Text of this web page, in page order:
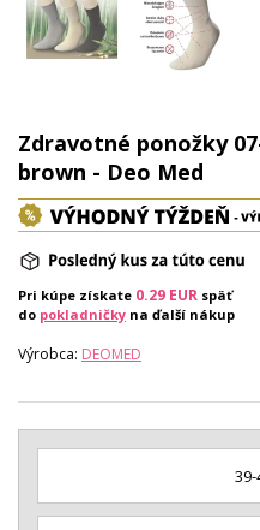
Zdravotné ponožky
brown - Deo Med
Pri kúpe získate 0.29 EUR späť
do pokladničky na ďalší nákup
Výrobca: DEOMED
39-